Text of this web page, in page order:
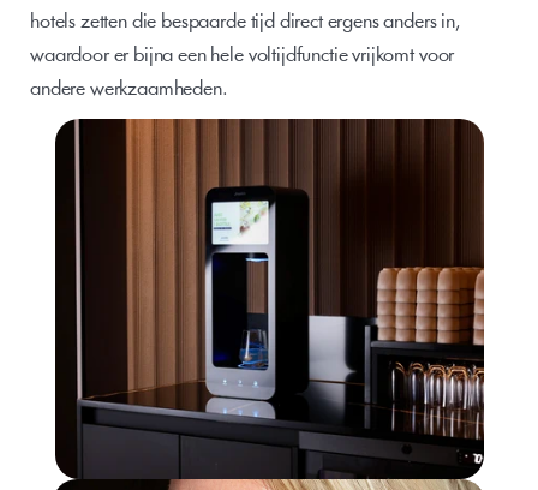
hotels zetten die bespaarde tijd direct ergens anders in,
waardoor er bijna een hele voltijdfunctie vrijkomt voor
andere werkzaamheden.